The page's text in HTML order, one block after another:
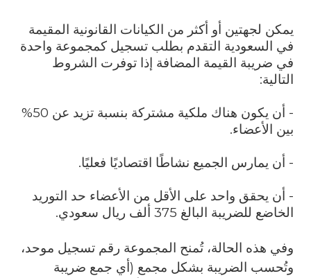
يمكن لجهتين أو أكثر من الكيانات القانونية المقيمة
في السعودية التقدم بطلب تسجيل كمجموعة واحدة
في ضريبة القيمة المضافة إذا توفرت الشروط
التالية:
- أن يكون هناك ملكية مشتركة بنسبة تزيد عن 50%
بين الأعضاء.
- أن يمارس الجميع نشاطًا اقتصاديًا فعليًا.
- أن يحقق واحد على الأقل من الأعضاء حد التوريد
الخاضع للضريبة البالغ 375 ألف ريال سعودي.
وفي هذه الحالة، تُمنح المجموعة رقم تسجيل موحد،
وتُحسب الضريبة بشكل مجمع (أي جمع ضريبة